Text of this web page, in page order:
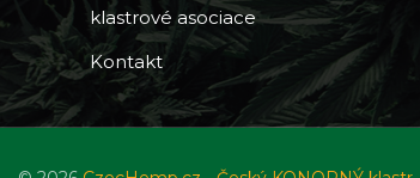
klastrové asociace
Kontakt